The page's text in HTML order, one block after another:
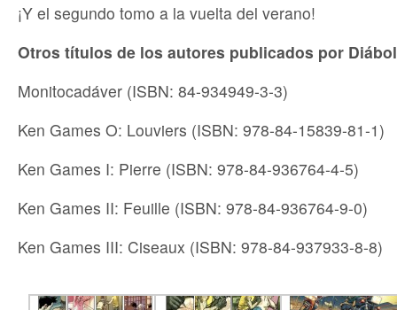
¡Y el segundo tomo a la vuelta del verano!
Otros títulos de los autores publicados por
Monitocadáver (ISBN: 84-934949-3-3)
Ken Games O: Louviers (ISBN: 978-84-15839-81-1)
Ken Games I: Pierre (ISBN: 978-84-936764-4-5)
Ken Games II: Feuille (ISBN: 978-84-936764-9-0)
Ken Games III: Ciseaux (ISBN: 978-84-937933-8-8)